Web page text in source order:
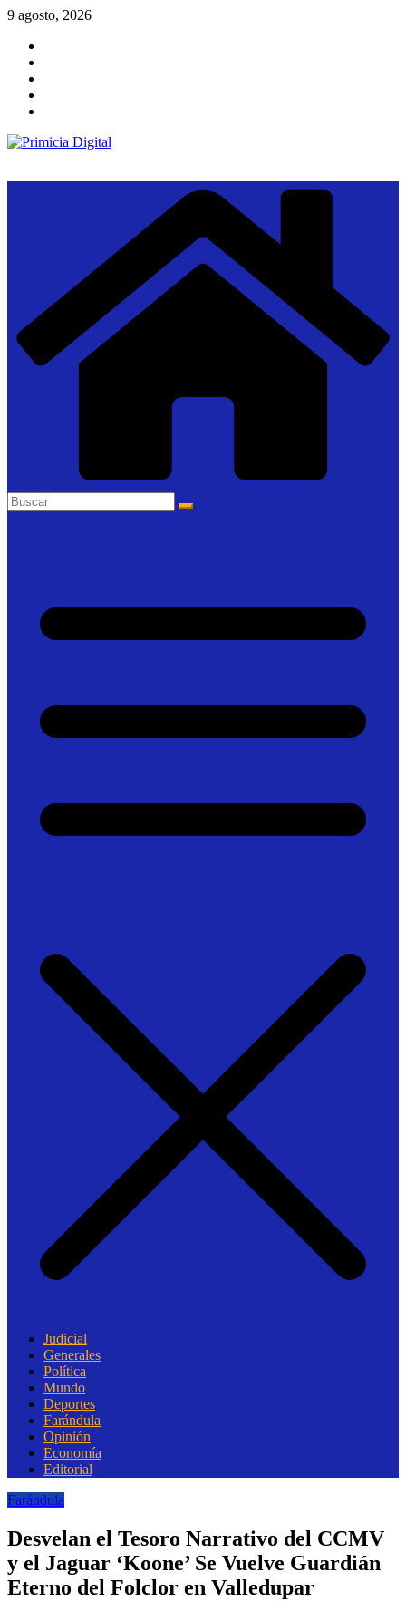
Saltar
contenido
9 agosto, 2026
Judicial
Generales
Política
Mundo
Deportes
Farándula
Opinión
Economía
Editorial
Farándula
Desvelan el Tesoro Narrativo del CCMV
y el Jaguar ‘Koone’ Se Vuelve Guardián
Eterno del Folclor en Valledupar